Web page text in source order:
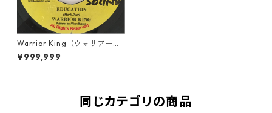
Warrior King（ウォリアーキ
ング） - Education Is The Ke
y【7'】
¥999,999
同じカテゴリの商品